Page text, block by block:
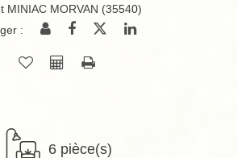
MINIAC MORVAN (35540)
:
6 pièce(s)